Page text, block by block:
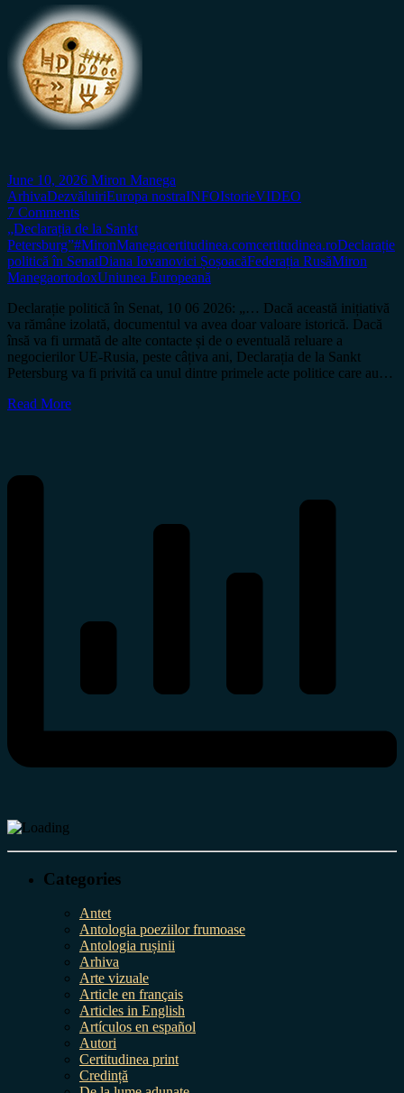
June 10, 2026 Miron Manega
ArhivaDezvăluiriEuropa nostraINFOIstorieVIDEO
7 Comments
„Declarația de la Sankt
Petersburg”#MironManegacertitudinea.comcertitudinea.roDeclarație
politică în SenatDiana Iovanovici ȘoșoacăFederația RusăMiron
ManegaortodoxUniunea Europeană
Declarație politică în Senat, 10 06 2026: „… Dacă această inițiativă
va rămâne izolată, documentul va avea doar valoare istorică. Dacă
însă va fi urmată de alte contacte și de o eventuală reluare a
negocierilor UE-Rusia, peste câțiva ani, Declarația de la Sankt
Petersburg va fi privită ca unul dintre primele acte politice care au…
Read More
Categories
Antet
Antologia poeziilor frumoase
Antologia rușinii
Arhiva
Arte vizuale
Article en français
Articles in English
Artículos en español
Autori
Certitudinea print
Credință